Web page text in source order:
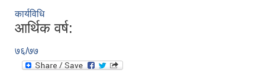
कार्यविधि
आर्थिक वर्ष:
७६/७७